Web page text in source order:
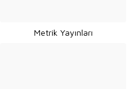
Metrik Yayınları